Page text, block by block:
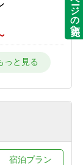
自由気ままに
のんびり到着24
気に出発！
室】
特別室】
宿泊プラン
ページの先頭へ